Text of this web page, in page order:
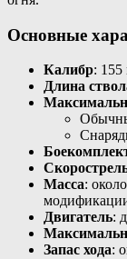
Основные
Калибр:
Длина
Масса:
Двигатель:
Запас хода: